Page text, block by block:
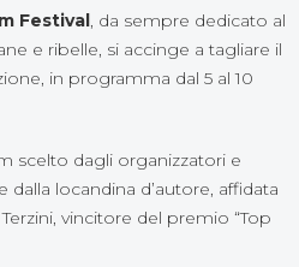
Festival, da sempre dedicato al
e ribelle, si accinge a tagliare il
in programma dal 5 al 10
scelto dagli organizzatori e
locandina d’autore, affidata
vincitore del premio “Top